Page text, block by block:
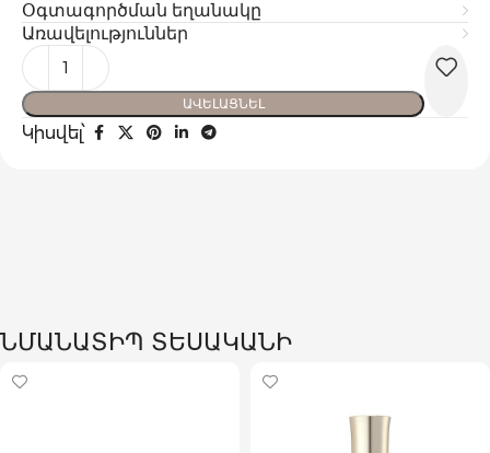
Օգտագործման եղանակը
Առավելություններ
ԱՎԵԼԱՑՆԵԼ
Կիսվել՝
ՆՄԱՆԱՏԻՊ ՏԵՍԱԿԱՆԻ